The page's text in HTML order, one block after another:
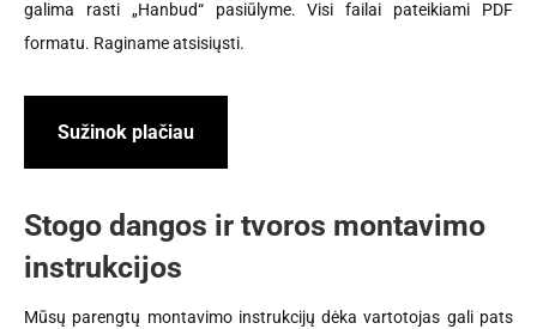
galima rasti „Hanbud“ pasiūlyme. Visi failai pateikiami PDF
formatu. Raginame atsisiųsti.
Sužinok plačiau
Stogo dangos ir tvoros montavimo
instrukcijos
Mūsų parengtų montavimo instrukcijų dėka vartotojas gali pats